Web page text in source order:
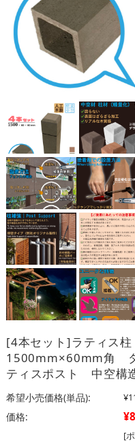
[4本セット]ラティス
1500mm×60mm角
ティスポスト 中空
希望小売価格(単品):
価格:
[